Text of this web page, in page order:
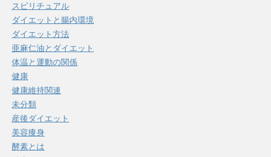
スピリチュアル
ダイエットと腸内環境
ダイエット方法
亜麻仁油とダイエット
体温と運動の関係
健康
健康維持関連
未分類
産後ダイエット
美容痩身
酵素とは